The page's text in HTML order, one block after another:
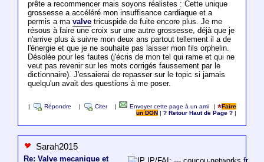
prête a recommencer mais soyons réalistes : Cette unique
grossesse a accéléré mon insuffisance cardiaque et a
permis a ma valvetricuspide de fuite encore plus. Je me
résous à faire une croix sur une autre grossesse, déjà que je
n'arrive plus à suivre mon deux ans partout tellement il a de
l'énergie et que je ne souhaite pas laisser mon fils orphelin.
Désolée pour les fautes (j'écris de mon tel qui rame et qui ne
veut pas revenir sur les mots corrigés faussement par le
dictionnaire). J'essaierai de repasser sur le topic si jamais
quelqu'un avait des questions à me poser.
Répondre Citer Envoyer cette page à un ami |
Faire
un DON
|? Retour Haut de Page ?
Sarah2015
Re: Valve mecanique et